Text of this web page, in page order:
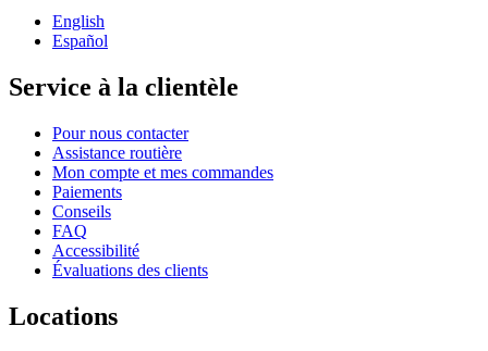
English
Español
Service à la clientèle
Pour nous contacter
Assistance routière
Mon compte et mes commandes
Paiements
Conseils
FAQ
Accessibilité
Évaluations des clients
Locations